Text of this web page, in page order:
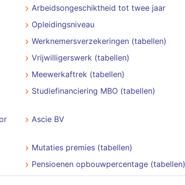
Arbeidsongeschiktheid tot twee jaar
Opleidingsniveau
Werknemersverzekeringen (tabellen)
Vrijwilligerswerk (tabellen)
Meewerkaftrek (tabellen)
Studiefinanciering MBO (tabellen)
Ascie BV
Mutaties premies (tabellen)
Pensioenen opbouwpercentage (tabellen)